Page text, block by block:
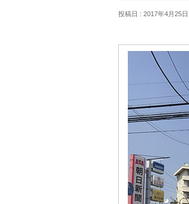
投稿日 : 2017年4月25日